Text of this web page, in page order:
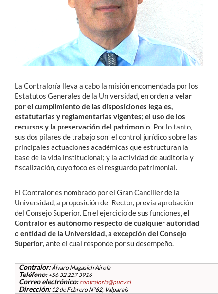
Funcionarios
Alumni
English
La Contraloría lleva a cabo la misión encomendada por los
Estatutos Generales de la Universidad, en orden a velar
por el cumplimiento de las disposiciones legales,
estatutarias y reglamentarias vigentes; el uso de los
recursos y la preservación del patrimonio. Por lo tanto,
sus dos pilares de trabajo son: el control jurídico sobre las
principales actuaciones académicas que estructuran la
base de la vida institucional; y la actividad de auditoría y
fiscalización, cuyo foco es el resguardo patrimonial.
El Contralor es nombrado por el Gran Canciller de la
Universidad, a proposición del Rector, previa aprobación
del Consejo Superior. En el ejercicio de sus funciones,el
Contralor es autónomo respecto de cualquier autoridad
o entidad de la Universidad, a excepción del Consejo
Superior, ante el cual responde por su desempeño.
Contralor:Álvaro Magasich Airola
Teléfono:+56 32 227 3916
Correo electrónico: contraloria@pucv.cl
Dirección:12 de Febrero N°62, Valparaís